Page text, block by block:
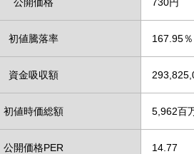
初値騰落率 167.95％
資金吸収額
初値時価総額 5,962百
公開価格PER 14.77